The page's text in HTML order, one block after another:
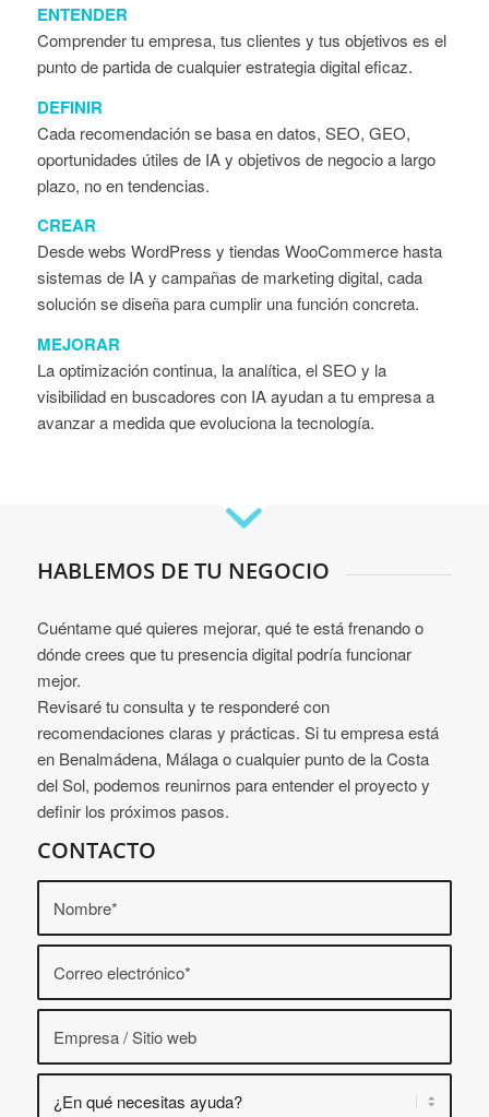
ENTENDER
Comprender tu empresa, tus clientes y tus objetivos es el
punto de partida de cualquier estrategia digital eficaz.
DEFINIR
Cada recomendación se basa en datos, SEO, GEO,
oportunidades útiles de IA y objetivos de negocio a largo
plazo, no en tendencias.
CREAR
Desde webs WordPress y tiendas WooCommerce hasta
sistemas de IA y campañas de marketing digital, cada
solución se diseña para cumplir una función concreta.
MEJORAR
La optimización continua, la analítica, el SEO y la
visibilidad en buscadores con IA ayudan a tu empresa a
avanzar a medida que evoluciona la tecnología.
HABLEMOS DE TU NEGOCIO
Cuéntame qué quieres mejorar, qué te está frenando o
dónde crees que tu presencia digital podría funcionar
mejor.
Revisaré tu consulta y te responderé con
recomendaciones claras y prácticas. Si tu empresa está
en Benalmádena, Málaga o cualquier punto de la Costa
del Sol, podemos reunirnos para entender el proyecto y
definir los próximos pasos.
CONTACTO